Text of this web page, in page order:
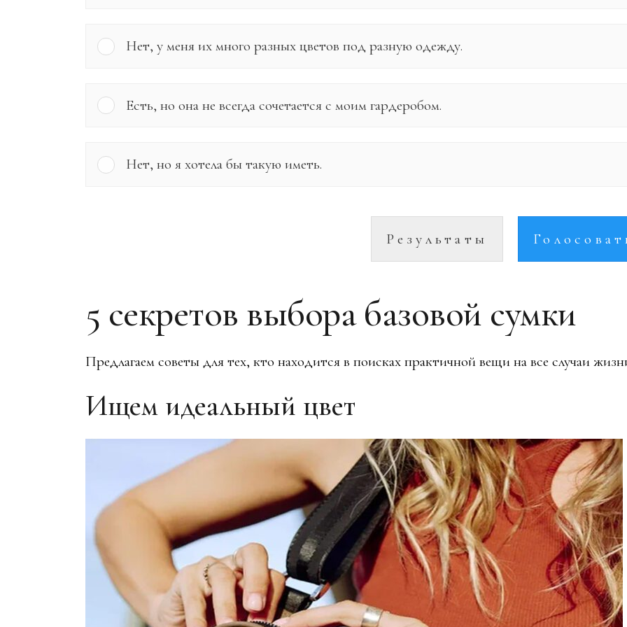
Нет, у меня их много разных цветов под разную одежду.
Есть, но она не всегда сочетается с моим гардеробом.
Нет, но я хотела бы такую иметь.
Результаты
5 секретов выбора базовой сумки
Предлагаем советы для тех, кто находится в поисках практичной вещи на все случаи
Ищем идеальный цвет